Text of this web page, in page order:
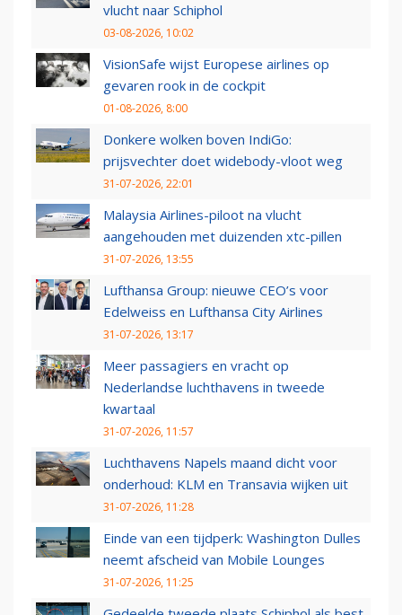
vlucht naar Schiphol
03-08-2026, 10:02
VisionSafe wijst Europese airlines op
gevaren rook in de cockpit
01-08-2026, 8:00
Donkere wolken boven IndiGo:
prijsvechter doet widebody-vloot weg
31-07-2026, 22:01
Malaysia Airlines-piloot na vlucht
aangehouden met duizenden xtc-pillen
31-07-2026, 13:55
Lufthansa Group: nieuwe CEO’s voor
Edelweiss en Lufthansa City Airlines
31-07-2026, 13:17
Meer passagiers en vracht op
Nederlandse luchthavens in tweede
kwartaal
31-07-2026, 11:57
Luchthavens Napels maand dicht voor
onderhoud: KLM en Transavia wijken uit
31-07-2026, 11:28
Einde van een tijdperk: Washington Dulles
neemt afscheid van Mobile Lounges
31-07-2026, 11:25